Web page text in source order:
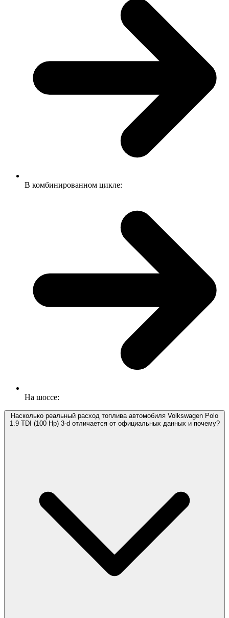
В комбинированном цикле:
На шоссе:
Насколько реальный расход топлива автомобиля Volkswagen Polo
1.9 TDI (100 Hp) 3-d отличается от официальных данных и почему?